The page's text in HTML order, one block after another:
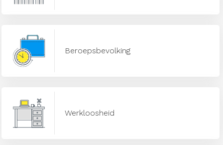
Beroepsbevolking
Werkloosheid